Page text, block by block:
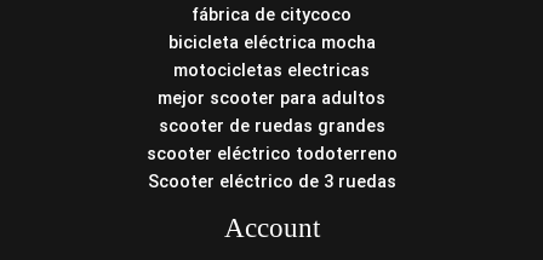
fábrica de citycoco
bicicleta eléctrica mocha
motocicletas electricas
mejor scooter para adultos
scooter de ruedas grandes
scooter eléctrico todoterreno
Scooter eléctrico de 3 ruedas
Account